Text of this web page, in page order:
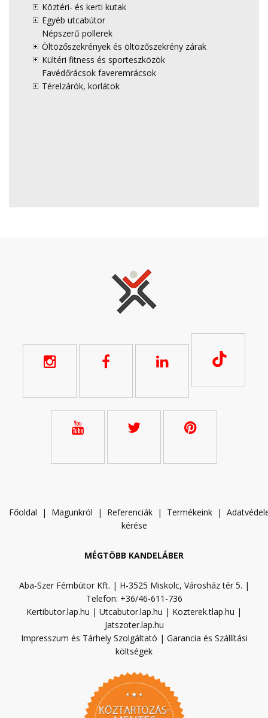
Köztéri- és kerti kutak
Egyéb utcabútor
Népszerű pollerek
Öltözőszekrények és öltözőszekrény zárak
Kültéri fitness és sporteszközök
Favédőrácsok faveremrácsok
Térelzárók, korlátok
Főoldal | Magunkról | Referenciák | Termékeink | A
kérése
MÉGTÖBB KANDELÁBER
Aba-Szer Fémbútor Kft. | H-3525 Miskolc, Városház tér 5. |
Telefon: +36/46-611-736
Kertibutor.lap.hu | Utcabutor.lap.hu | Kozterek.tlap.hu |
Jatszoter.lap.hu
Impresszum és Tárhely Szolgáltató | Garancia és Szállítási
költségek